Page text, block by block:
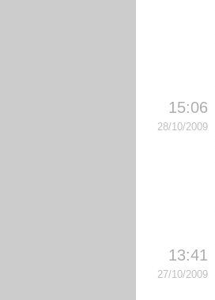
15:06
28/10/2009
13:41
27/10/2009